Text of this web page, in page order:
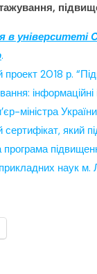
в
.
2018 р.
міністра України
який
наук